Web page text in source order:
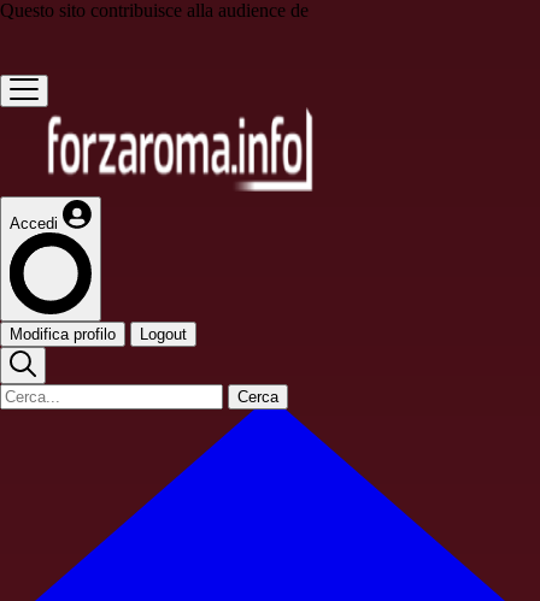
Questo sito contribuisce alla audience de
Accedi
Modifica profilo Logout
Cerca